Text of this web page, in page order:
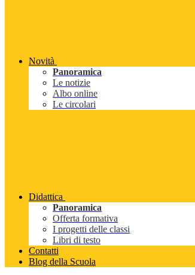
Novità
Panoramica
Le notizie
Albo online
Le circolari
Didattica
Panoramica
Offerta formativa
I progetti delle classi
Libri di testo
Contatti
Blog della Scuola